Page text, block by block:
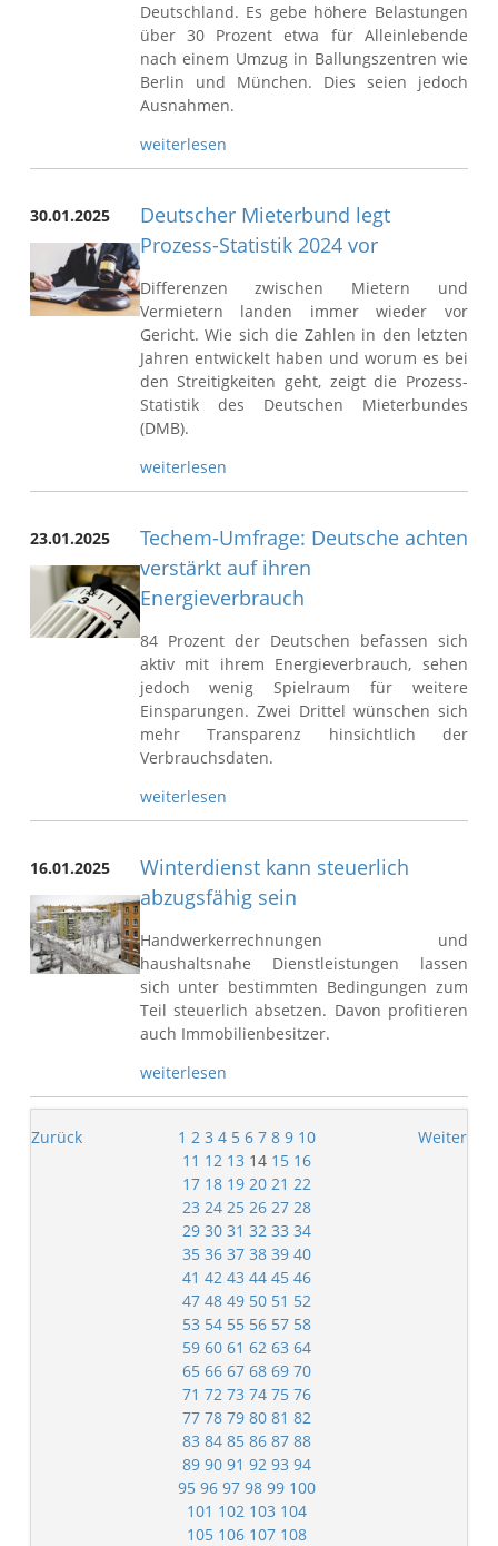
Deutschland. Es gebe höhere Belastungen
über 30 Prozent etwa für Alleinlebende
nach einem Umzug in Ballungszentren wie
Berlin und München. Dies seien jedoch
Ausnahmen.
weiterlesen
30.01.2025
Deutscher Mieterbund legt
Prozess-Statistik 2024 vor
Differenzen zwischen Mietern und
Vermietern landen immer wieder vor
Gericht. Wie sich die Zahlen in den letzten
Jahren entwickelt haben und worum es bei
den Streitigkeiten geht, zeigt die Prozess-
Statistik des Deutschen Mieterbundes
(DMB).
weiterlesen
23.01.2025
Techem-Umfrage: Deutsche achten
verstärkt auf ihren
Energieverbrauch
84 Prozent der Deutschen befassen sich
aktiv mit ihrem Energieverbrauch, sehen
jedoch wenig Spielraum für weitere
Einsparungen. Zwei Drittel wünschen sich
mehr Transparenz hinsichtlich der
Verbrauchsdaten.
weiterlesen
16.01.2025
Winterdienst kann steuerlich
abzugsfähig sein
Handwerkerrechnungen und
haushaltsnahe Dienstleistungen lassen
sich unter bestimmten Bedingungen zum
Teil steuerlich absetzen. Davon profitieren
auch Immobilienbesitzer.
weiterlesen
Zurück 1 2 3 4 5 6 7 8 9 10
11 12 13 14 15 16
17 18 19 20 21 22
23 24 25 26 27 28
29 30 31 32 33 34
35 36 37 38 39 40
41 42 43 44 45 46
47 48 49 50 51 52
53 54 55 56 57 58
59 60 61 62 63 64
65 66 67 68 69 70
71 72 73 74 75 76
77 78 79 80 81 82
83 84 85 86 87 88
89 90 91 92 93 94
95 96 97 98 99 100
101 102 103 104
105 106 107 108
Weiter